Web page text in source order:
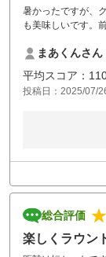
暑かったですが、
も美味しいです。
めでグリーンの傾
まあくんさん
平均スコア：
投稿日：2025/07/
総合評価
楽しくラウン